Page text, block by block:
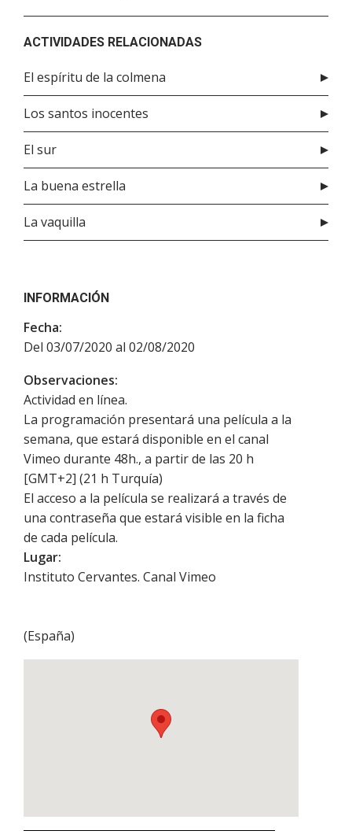
ACTIVIDADES RELACIONADAS
El espíritu de la colmena
Los santos inocentes
El sur
La buena estrella
La vaquilla
INFORMACIÓN
Fecha:
Del 03/07/2020 al 02/08/2020
Observaciones:
Actividad en línea.
La programación presentará una película a la
semana, que estará disponible en el canal
Vimeo durante 48h., a partir de las 20 h
[GMT+2] (21 h Turquía)
El acceso a la película se realizará a través de
una contraseña que estará visible en la ficha
de cada película.
Lugar:
Instituto Cervantes. Canal Vimeo
(España)